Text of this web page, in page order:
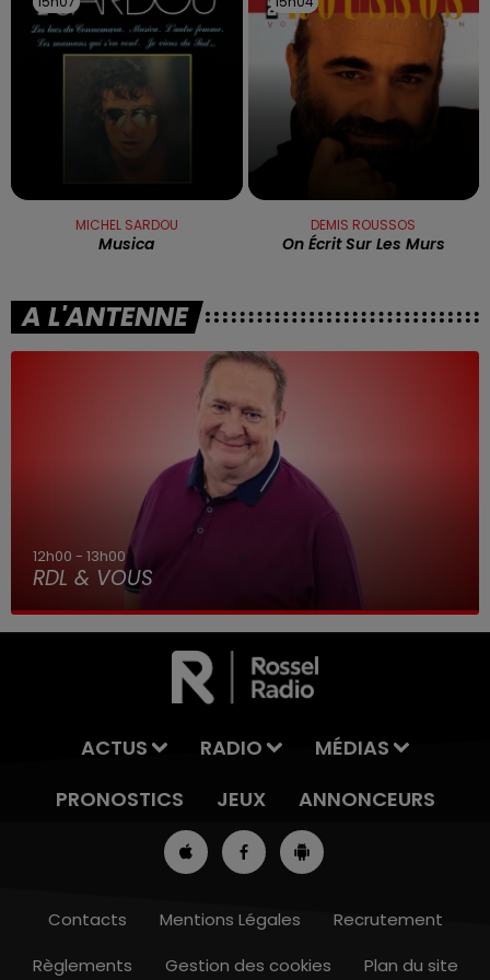
7h00 - 10h00
MICHEL SARDOU
Musica
DEMIS ROUSSOS
On Écrit Sur Les Murs
A L'ANTENNE
12h00 - 13h00
RDL & VOUS
ACTUS RADIO
MÉDIAS
PRONOSTICS
JEUX ANNONCEURS
Contacts Mentions Légales
Recrutement
Règlements
Gestion des cookies Plan du site